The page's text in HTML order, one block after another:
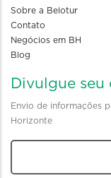
Sobre a Belotur
Contato
Negócios em BH
Blog
Divulgue seu
Envio de informações
Horizonte